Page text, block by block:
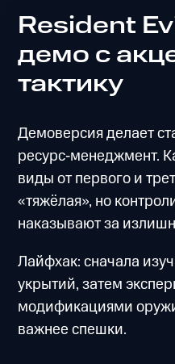
Resident
демо с
тактику
Демоверсия делает
ресурс‑менеджмент.
виды от первого и
«тяжёлая», но
наказывают за
Лайфхак: сначала
укрытий, затем
модификациями
важнее спешки.